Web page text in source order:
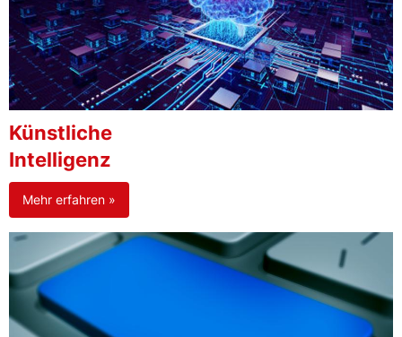
Künstliche
Intelligenz
Mehr erfahren »